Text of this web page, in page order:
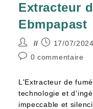
Extracteur
Ebmpapast
17/07/2024
0 commentaire
L'Extracteur de
technologie et
impeccable et